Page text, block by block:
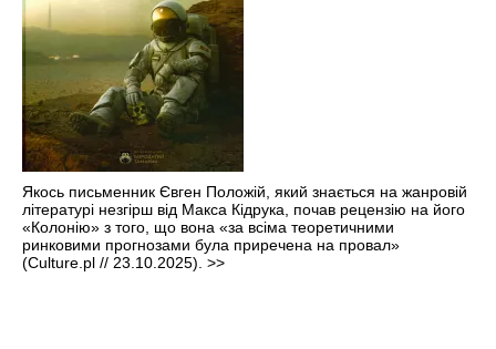
Якось письменник Євген Положій, який знається на жанровій
літературі незгірш від Макса Кідрука, почав рецензію на його
«Колонію» з того, що вона «за всіма теоретичними
ринковими прогнозами була приречена на провал»
(Culture.pl // 23.10.2025). >>